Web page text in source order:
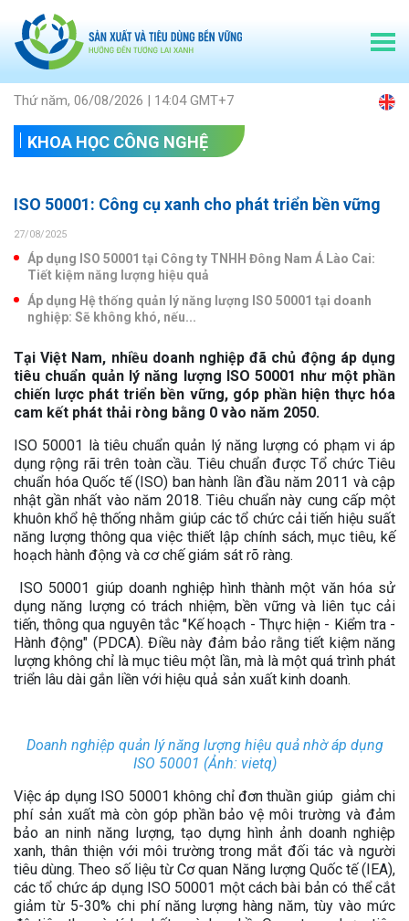
Thứ năm, 06/08/2026 | 14:04 GMT+7
KHOA HỌC CÔNG NGHỆ
ISO 50001: Công cụ xanh cho phát triển bền vững
27/08/2025
Áp dụng ISO 50001 tại Công ty TNHH Đông Nam Á Lào Cai:
Tiết kiệm năng lượng hiệu quả
Áp dụng Hệ thống quản lý năng lượng ISO 50001 tại doanh
nghiệp: Sẽ không khó, nếu...
Tại Việt Nam, nhiều doanh nghiệp đã chủ động áp dụng
tiêu chuẩn quản lý năng lượng ISO 50001 như một phần
chiến lược phát triển bền vững, góp phần hiện thực hóa
cam kết phát thải ròng bằng 0 vào năm 2050.
ISO 50001 là tiêu chuẩn quản lý năng lượng có phạm vi áp
dụng rộng rãi trên toàn cầu. Tiêu chuẩn được Tổ chức Tiêu
chuẩn hóa Quốc tế (ISO) ban hành lần đầu năm 2011 và cập
nhật gần nhất vào năm 2018. Tiêu chuẩn này cung cấp một
khuôn khổ hệ thống nhằm giúp các tổ chức cải tiến hiệu suất
năng lượng thông qua việc thiết lập chính sách, mục tiêu, kế
hoạch hành động và cơ chế giám sát rõ ràng.
ISO 50001 giúp doanh nghiệp hình thành một văn hóa sử
dụng năng lượng có trách nhiệm, bền vững và liên tục cải
tiến, thông qua nguyên tắc "Kế hoạch - Thực hiện - Kiểm tra -
Hành động" (PDCA). Điều này đảm bảo rằng tiết kiệm năng
lượng không chỉ là mục tiêu một lần, mà là một quá trình phát
triển lâu dài gắn liền với hiệu quả sản xuất kinh doanh.
Doanh nghiệp quản lý năng lượng hiệu quả nhờ áp dụng
ISO 50001 (Ảnh: vietq)
Việc áp dụng ISO 50001 không chỉ đơn thuần giúp giảm chi
phí sản xuất mà còn góp phần bảo vệ môi trường và đảm
bảo an ninh năng lượng, tạo dựng hình ảnh doanh nghiệp
xanh, thân thiện với môi trường trong mắt đối tác và người
tiêu dùng. Theo số liệu từ Cơ quan Năng lượng Quốc tế (IEA),
các tổ chức áp dụng ISO 50001 một cách bài bản có thể cắt
giảm từ 5-30% chi phí năng lượng hàng năm, tùy vào mức